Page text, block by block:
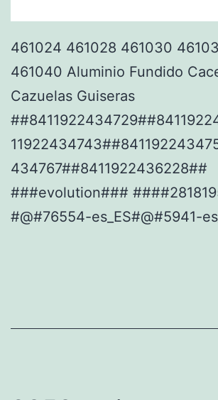
461024 461028 461030
461040 Aluminio Fundido
Cazuelas Guiseras
434767##8411922436228##
###evolution###
#@#76554-es_ES#@#5941-